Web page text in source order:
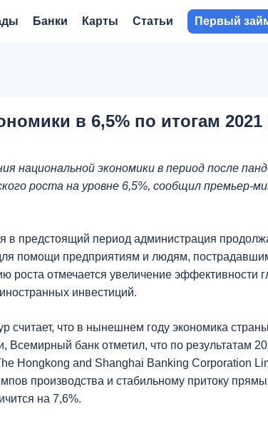
Банки Карты Статьи Первый
в 6,5% по итогам 2021
национальной экономики в период после
роста на уровне 6,5%, сообщил премьер-
в предстоящий период администрация
помощи предприятиям и людям,
отмечается увеличение эффективности
инвестиций.
считает, что в нынешнем году экономика
Всемирный банк отметил, что по результатам
Hongkong and Shanghai Banking Corporation
производства и стабильному притоку
на 7,6%.